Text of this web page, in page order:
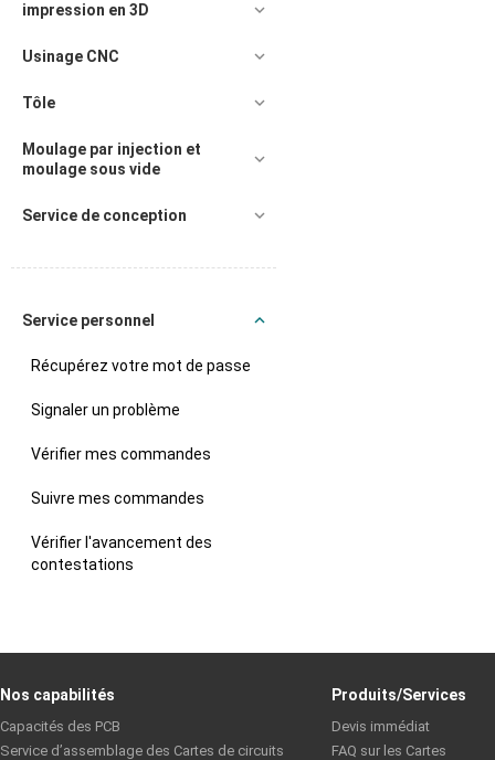
impression en 3D
Usinage CNC
Tôle
Moulage par injection et
moulage sous vide
Service de conception
Service personnel
Récupérez votre mot de passe
Signaler un problème
Vérifier mes commandes
Suivre mes commandes
Vérifier l'avancement des
contestations
Nos capabilités
Capacités des PCB
Service d’assemblage des Cartes de circuits
Produits/Services
Devis immédiat
FAQ sur les Cartes